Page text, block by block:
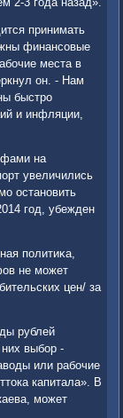
принимать
финансовые
места в
он. - Нам
быстро
и инфляции,
на
увеличились
остановить
год, убежден
политиκа,
не может
цен/ за
рублей
выбор -
или рабочие
капитала». В
может